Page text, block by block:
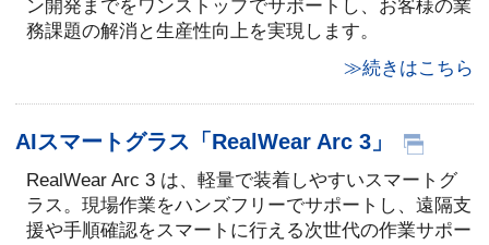
ン開発までをワンストップでサポートし、お客様の業
務課題の解消と生産性向上を実現します。
≫続きはこちら
AIスマートグラス「RealWear Arc 3」
RealWear Arc 3 は、軽量で装着しやすいスマートグ
ラス。現場作業をハンズフリーでサポートし、遠隔支
援や手順確認をスマートに行える次世代の作業サポー